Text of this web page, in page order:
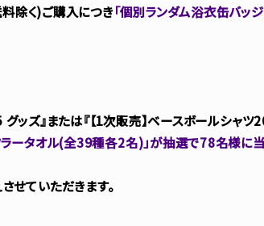
除く)ご購入につき「個別ランダム浴衣缶バッ
ッズ』または『【1次販売】ベースボールシャツ
ータオル(全39種各2名)」が抽選で78名様に当
せていただきます。